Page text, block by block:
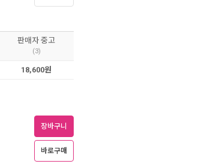
판매자 중고
(3)
18,600원
장바구니
바로구매